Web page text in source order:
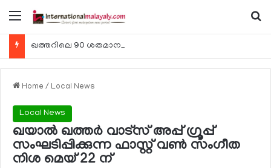
Menu
Home / Local News
Local News
ഖയാല്‍ ഖത്തര്‍ വാട്‌സ് അപ്പ് ഗ്രൂപ്പ്
സംഘടിപ്പിക്കുന്ന ഫാസ്റ്റ് വണ്‍ സംഗീത
നിശ മെയ് 22 ന്